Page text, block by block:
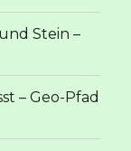
Stein –
– Geo-Pfad